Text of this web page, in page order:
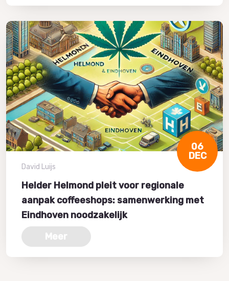
06
DEC
David Luijs
Helder Helmond pleit voor regionale
aanpak coffeeshops: samenwerking met
Eindhoven noodzakelijk
Meer